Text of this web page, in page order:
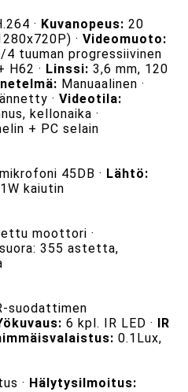
· Kuvanopeus: 20
· Videomuoto:
4 tuuman progressiivinen
H62 · Linssi: 3,6 mm, 120
Manuaalinen ·
· Videotila:
kellonaika ·
+ PC selain
45DB · Lähtö:
kaiutin
moottori ·
355 astetta,
suodattimen
6 kpl. IR LED · IR
0.1Lux,
· Hälytysilmoitus: